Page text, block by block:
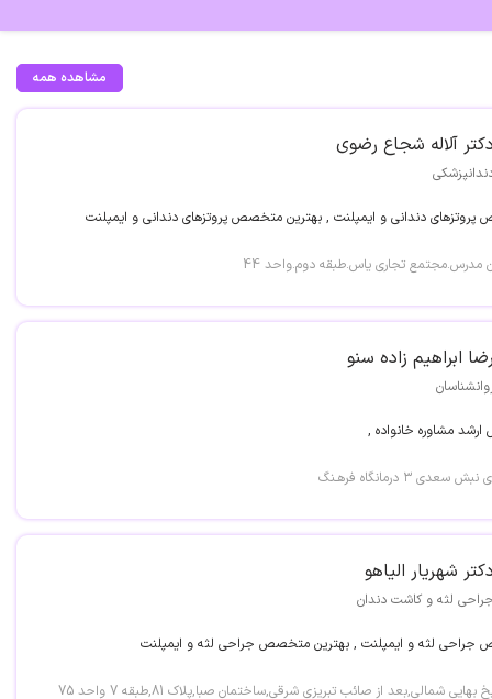
مشاهده همه
آلاله شجاع رضوی
دندانی و ایمپلنت , بهترین متخصص پروتزهای دندانی و ایمپلنت
مدرس.مجتمع تجاری یاس.طبقه دوم.واحد 44
ابراهیم زاده سنو
ارشد مشاوره خانواده ,
۳ درمانگاه فرهـنگ
شهریار الیاهو
لثه و کاشت دندان
لثه و ایمپلنت , بهترین متخصص جراحی لثه و ایمپلنت
شمالی,بعد از صائب تبریزی شرقی,ساختمان صبا,پلاک 81,طبقه 7 واحد 75